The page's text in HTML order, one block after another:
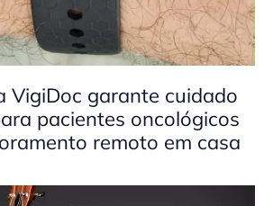
VigiDoc garante cuidado
pacientes oncológicos
remoto em casa